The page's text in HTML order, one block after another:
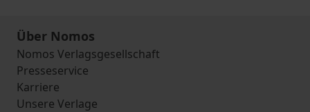
Über Nomos
Nomos Verlagsgesellschaft
Presseservice
Karriere
Unsere Verlage